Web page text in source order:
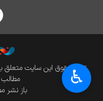
تمام حقوق این سایت متعلق به
مطالب
باز نشر
♿︎